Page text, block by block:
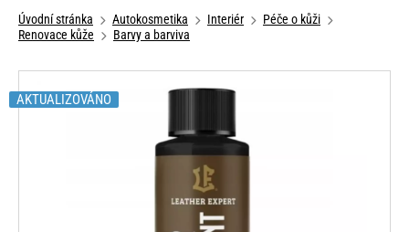
Úvodní stránka Autokosmetika Interiér
Péče o kůži
Renovace kůže
Barvy a barviva
AKTUALIZOVÁNO